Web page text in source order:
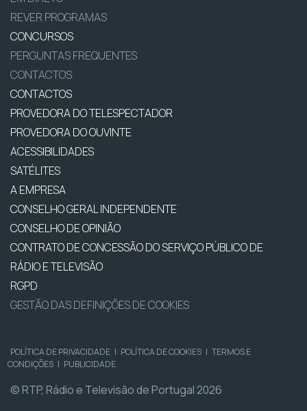
REVER PROGRAMAS
CONCURSOS
PERGUNTAS FREQUENTES
CONTACTOS
CONTACTOS
PROVEDORA DO TELESPECTADOR
PROVEDORA DO OUVINTE
ACESSIBILIDADES
SATÉLITES
A EMPRESA
CONSELHO GERAL INDEPENDENTE
CONSELHO DE OPINIÃO
CONTRATO DE CONCESSÃO DO SERVIÇO PÚBLICO DE
RÁDIO E TELEVISÃO
RGPD
GESTÃO DAS DEFINIÇÕES DE COOKIES
POLÍTICA DE PRIVACIDADE | POLÍTICA DE COOKIES | TERMOS E
CONDIÇÕES | PUBLICIDADE
© RTP, Rádio e Televisão de Portugal 2026